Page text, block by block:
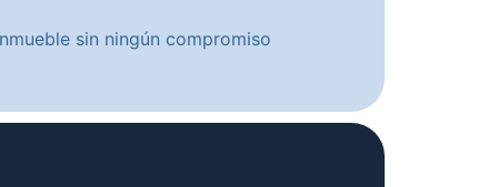
sin ningún compromiso